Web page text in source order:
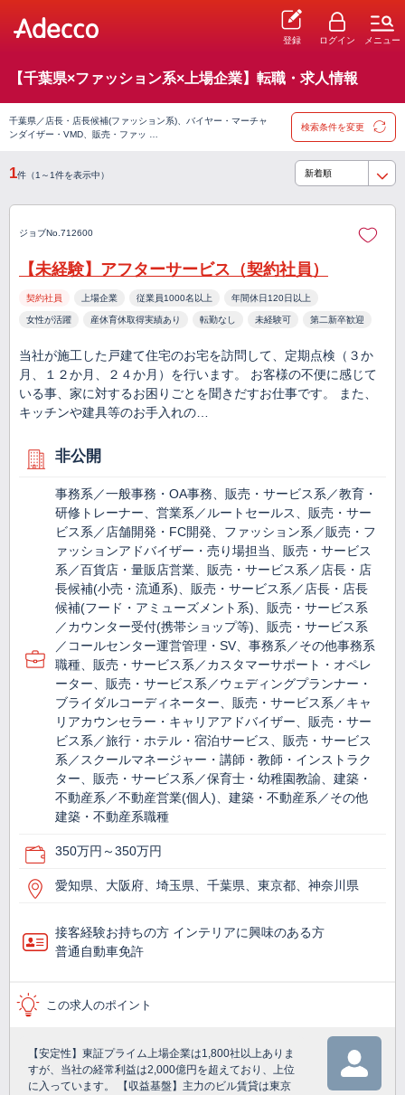
登録 ログイン メニュー
【千葉県×ファッション系×上場企業】転職・求人情報
千葉県／店長・店長候補(ファッション系)、バイヤー・マーチャ
ンダイザー・VMD、販売・ファッ …
検索条件を変更
1件（1～1件を表示中）
ジョブNo.712600
【未経験】アフターサービス（契約社員）
契約社員 上場企業 従業員1000名以上 年間休日120日以上
女性が活躍 産休育休取得実績あり 転勤なし 未経験可 第二新卒歓迎
当社が施工した戸建て住宅のお宅を訪問して、定期点検（３か
月、１２か月、２４か月）を行います。 お客様の不便に感じて
いる事、家に対するお困りごとを聞きだすお仕事です。 また、
キッチンや建具等のお手入れの…
非公開
事務系／一般事務・OA事務、販売・サービス系／教育・
研修トレーナー、営業系／ルートセールス、販売・サー
ビス系／店舗開発・FC開発、ファッション系／販売・フ
ァッションアドバイザー・売り場担当、販売・サービス
系／百貨店・量販店営業、販売・サービス系／店長・店
長候補(小売・流通系)、販売・サービス系／店長・店長
候補(フード・アミューズメント系)、販売・サービス系
／カウンター受付(携帯ショップ等)、販売・サービス系
／コールセンター運営管理・SV、事務系／その他事務系
職種、販売・サービス系／カスタマーサポート・オペレ
ーター、販売・サービス系／ウェディングプランナー・
ブライダルコーディネーター、販売・サービス系／キャ
リアカウンセラー・キャリアアドバイザー、販売・サー
ビス系／旅行・ホテル・宿泊サービス、販売・サービス
系／スクールマネージャー・講師・教師・インストラク
ター、販売・サービス系／保育士・幼稚園教諭、建築・
不動産系／不動産営業(個人)、建築・不動産系／その他
建築・不動産系職種
350万円～350万円
愛知県、大阪府、埼玉県、千葉県、東京都、神奈川県
接客経験お持ちの方 インテリアに興味のある方
普通自動車免許
この求人のポイント
【安定性】東証プライム上場企業は1,800社以上ありま
すが、当社の経常利益は2,000億円を超えており、上位
に入っています。 【収益基盤】主力のビル賃貸は東京